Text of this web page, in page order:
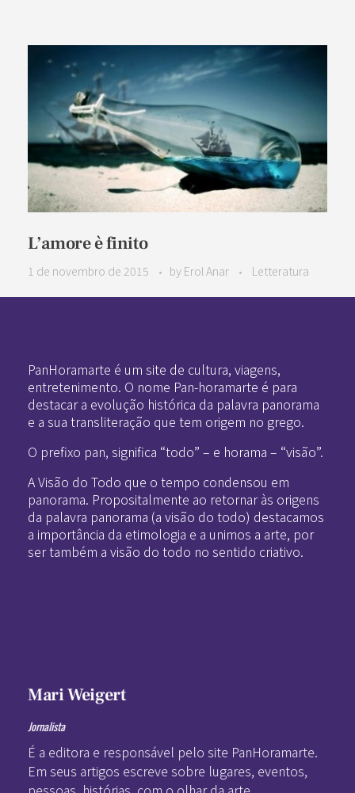
L’amore è finito
1 de novembro de 2015 by Erol Anar Letteratura
PanHoramarte é um site de cultura, viagens,
entretenimento. O nome Pan-horamarte é para
destacar a evolução histórica da palavra panorama
e a sua transliteração que tem origem no grego.
O prefixo pan, significa “todo” – e horama – “visão”.
A Visão do Todo que o tempo condensou em
panorama. Propositalmente ao retornar às origens
da palavra panorama (a visão do todo) destacamos
a importância da etimologia e a unimos a arte, por
ser também a visão do todo no sentido criativo.
Mari Weigert
Jornalista
É a editora e responsável pelo site PanHoramarte.
Em seus artigos escreve sobre lugares, eventos,